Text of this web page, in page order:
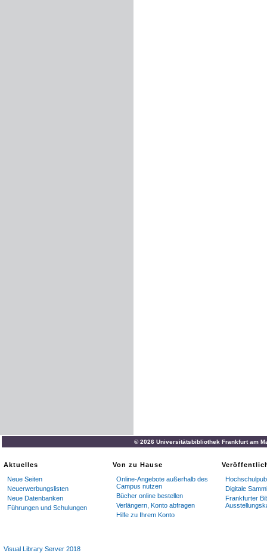
© 2026 Universitätsbibliothek Frankfurt am
Aktuelles
Neue Seiten
Neuerwerbungslisten
Neue Datenbanken
Führungen und Schulungen
Von zu Hause
Online-Angebote außerhalb des
Campus nutzen
Bücher online bestellen
Verlängern, Konto abfragen
Hilfe zu Ihrem Konto
Digitale
Frankfurter
Visual Library Server 2018